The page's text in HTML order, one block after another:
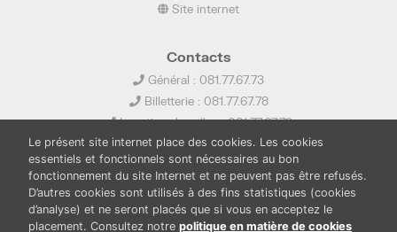
Site internet
Contacts
Général : 081.77.67.73
Billetterie : 081.77.67.78
Location de salles : 081.77.67.79
info@ledelta.be
Le présent site internet place des cookies. Les cookies
essentiels et fonctionnels sont nécessaires au bon
fonctionnement du site Internet et ne peuvent pas être refusés.
D’autres cookies sont utilisés à des fins statistiques (cookies
d’analyse) et ne seront placés que si vous en acceptez le
placement. Consultez notre politique en matière de cookies